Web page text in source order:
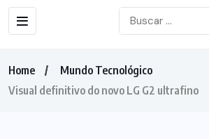
Home
Mundo Tecnológico
Visual definitivo do novo LG G2 ultrafino